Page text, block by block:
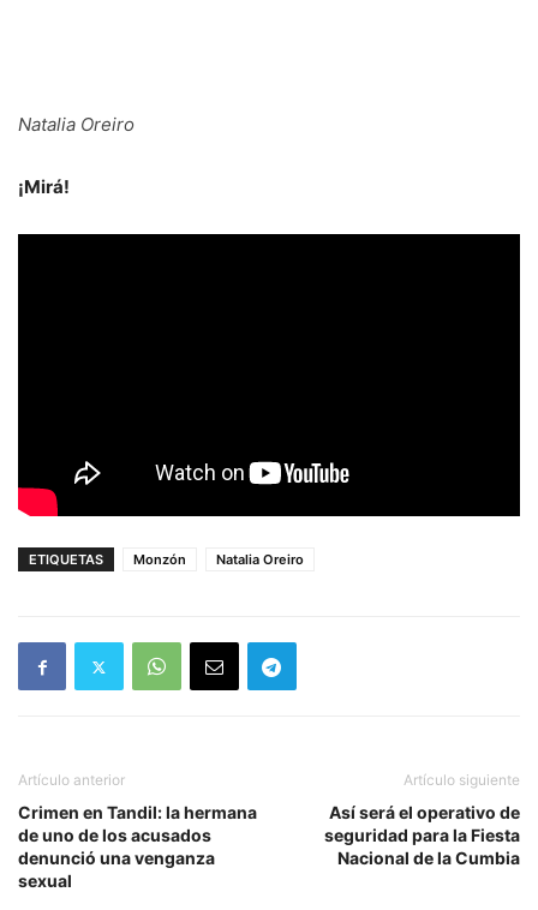
Natalia Oreiro
¡Mirá!
ETIQUETAS Monzón Natalia Oreiro
Artículo anterior
Crimen en Tandil: la hermana
de uno de los acusados
denunció una venganza
sexual
Artículo siguiente
Así será el operativo de
seguridad para la Fiesta
Nacional de la Cumbia